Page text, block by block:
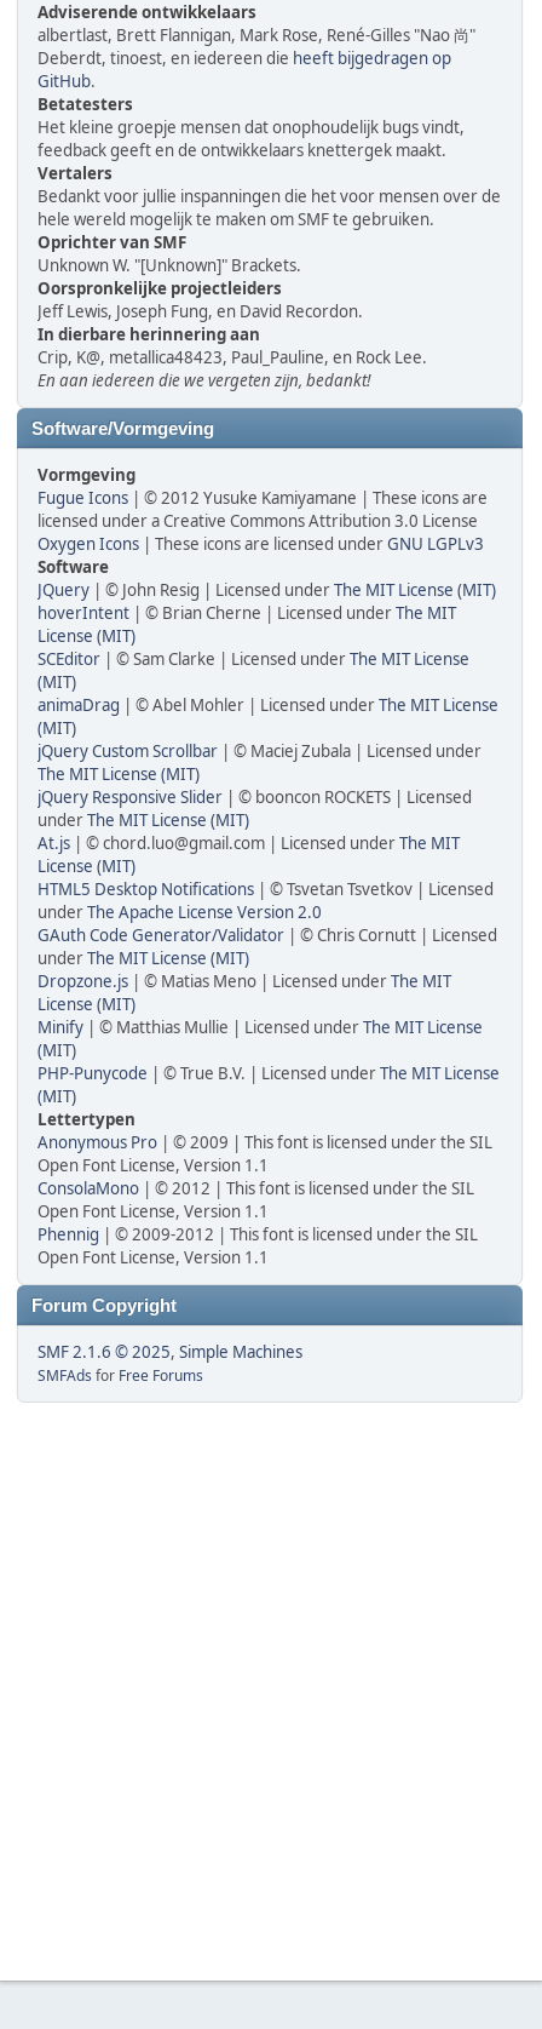
Adviserende ontwikkelaars
albertlast, Brett Flannigan, Mark Rose, René-Gilles "Nao 尚"
Deberdt, tinoest, en iedereen die heeft bijgedragen op
GitHub.
Betatesters
Het kleine groepje mensen dat onophoudelijk bugs vindt,
feedback geeft en de ontwikkelaars knettergek maakt.
Vertalers
Bedankt voor jullie inspanningen die het voor mensen over de
hele wereld mogelijk te maken om SMF te gebruiken.
Oprichter van SMF
Unknown W. "[Unknown]" Brackets.
Oorspronkelijke projectleiders
Jeff Lewis, Joseph Fung, en David Recordon.
In dierbare herinnering aan
Crip, K@, metallica48423, Paul_Pauline, en Rock Lee.
En aan iedereen die we vergeten zijn, bedankt!
Software/Vormgeving
Vormgeving
Fugue Icons | © 2012 Yusuke Kamiyamane | These icons are
licensed under a Creative Commons Attribution 3.0 License
Oxygen Icons | These icons are licensed underGNU LGPLv3
Software
JQuery | © John Resig | Licensed underThe MIT License (MIT)
hoverIntent | © Brian Cherne | Licensed underThe MIT
License (MIT)
SCEditor | © Sam Clarke | Licensed underThe MIT License
(MIT)
animaDrag | © Abel Mohler | Licensed underThe MIT License
(MIT)
jQuery Custom Scrollbar | © Maciej Zubala | Licensed under
The MIT License (MIT)
jQuery Responsive Slider | © booncon ROCKETS | Licensed
underThe MIT License (MIT)
At.js | © chord.luo@gmail.com | Licensed underThe MIT
License (MIT)
HTML5 Desktop Notifications | © Tsvetan Tsvetkov | Licensed
underThe Apache License Version 2.0
GAuth Code Generator/Validator | © Chris Cornutt | Licensed
underThe MIT License (MIT)
Dropzone.js | © Matias Meno | Licensed underThe MIT
License (MIT)
Minify | © Matthias Mullie | Licensed underThe MIT License
(MIT)
PHP-Punycode | © True B.V. | Licensed underThe MIT License
(MIT)
Lettertypen
Anonymous Pro | © 2009 | This font is licensed under the SIL
Open Font License, Version 1.1
ConsolaMono | © 2012 | This font is licensed under the SIL
Open Font License, Version 1.1
Phennig | © 2009-2012 | This font is licensed under the SIL
Open Font License, Version 1.1
Forum Copyright
SMF 2.1.6 © 2025, Simple Machines
SMFAds for Free Forums